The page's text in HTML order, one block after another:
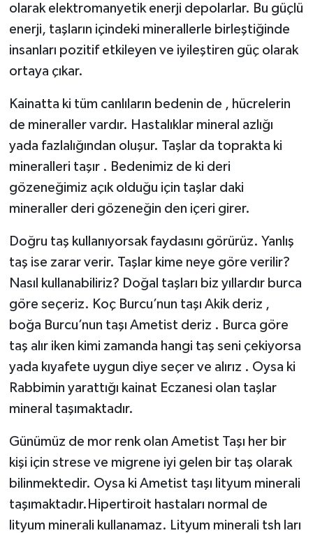
olarak elektromanyetik enerji depolarlar. Bu güçlü
enerji, taşların içindeki minerallerle birleştiğinde
insanları pozitif etkileyen ve iyileştiren güç olarak
ortaya çıkar.
Kainatta ki tüm canlıların bedenin de , hücrelerin
de mineraller vardır. Hastalıklar mineral azlığı
yada fazlalığından oluşur. Taşlar da toprakta ki
mineralleri taşır . Bedenimiz de ki deri
gözeneğimiz açık olduğu için taşlar daki
mineraller deri gözeneğin den içeri girer.
Doğru taş kullanıyorsak faydasını görürüz. Yanlış
taş ise zarar verir. Taşlar kime neye göre verilir?
Nasıl kullanabiliriz? Doğal taşları biz yıllardır burca
göre seçeriz. Koç Burcu’nun taşı Akik deriz ,
boğa Burcu’nun taşı Ametist deriz . Burca göre
taş alır iken kimi zamanda hangi taş seni çekiyorsa
yada kıyafete uygun diye seçer ve alırız . Oysa ki
Rabbimin yarattığı kainat Eczanesi olan taşlar
mineral taşımaktadır.
Günümüz de mor renk olan Ametist Taşı her bir
kişi için strese ve migrene iyi gelen bir taş olarak
bilinmektedir. Oysa ki Ametist taşı lityum minerali
taşımaktadır.Hipertiroit hastaları normal de
lityum minerali kullanamaz. Lityum minerali tsh ları